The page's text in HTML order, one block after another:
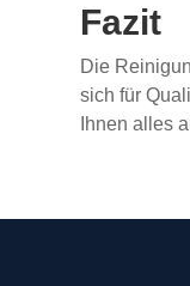
Fazit
Die
sich für
Ihnen alles